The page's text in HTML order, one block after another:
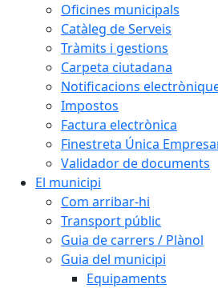
Oficines municipals
Catàleg de Serveis
Tràmits i gestions
Carpeta ciutadana
Notificacions
Impostos
Factura electrònica
Finestreta Única
Validador de documents
El municipi
Com arribar-hi
Transport públic
Guia de carrers / Plànol
Guia del municipi
Equipaments